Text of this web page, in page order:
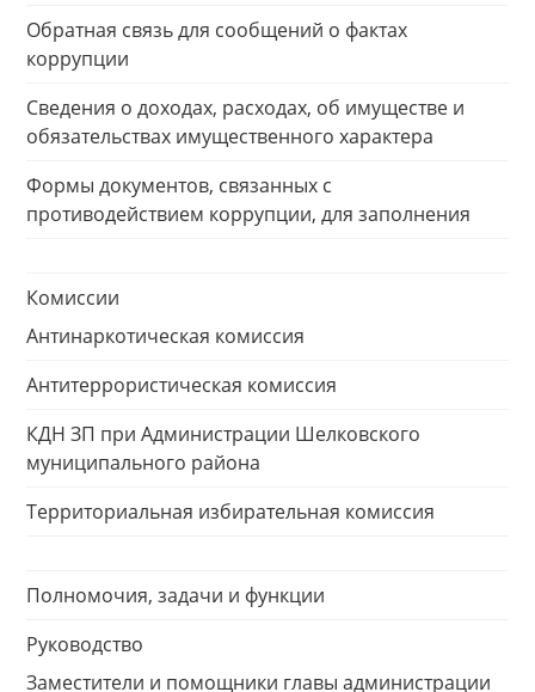
Обратная связь для сообщений о фактах
коррупции
Сведения о доходах, расходах, об имуществе и
обязательствах имущественного характера
Формы документов, связанных с
противодействием коррупции, для заполнения
Комиссии
Антинаркотическая комиссия
Антитеррористическая комиссия
КДН ЗП при Администрации Шелковского
муниципального района
Территориальная избирательная комиссия
Полномочия, задачи и функции
Руководство
Заместители и помощники главы администрации